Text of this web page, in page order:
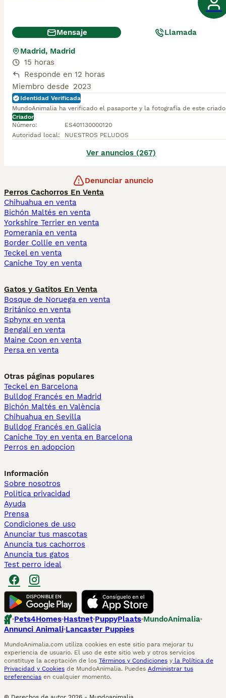
Mensaje Llamada
Madrid, Madrid
15 horas
Responde en 12 horas
Miembro desde 2023
Identidad Verificada
MundoAnimalia ha verificado el pasaporte y la fotografía de este
Criador
Número:
ES401130000120
Autoridad local: NUESTROS PELUDOS
Ver anuncios (267)
Denunciar anuncio
Perros Cachorros En Venta
Chihuahua en venta
Bichón Maltés en venta
Yorkshire Terrier en venta
Pomerania en venta
Border Collie en venta
Teckel en venta
Caniche Toy en venta
Gatos y Gatitos En Venta
Bosque de Noruega en venta
Británico en venta
Sphynx en venta
Bengalí en venta
Maine Coon en venta
Persa en venta
Otras páginas populares
Teckel en Barcelona
Bulldog Francés en Madrid
Bichón Maltés en València
Chihuahua en Sevilla
Bulldog Francés en Galicia
Caniche Toy en venta en Barcelona
Perros en adopcion
Información
Sobre nosotros
Politica privacidad
Ayuda
Prensa
Condiciones de uso
Anunciar tus mascotas
Anuncia tus cachorros
Anuncia tus gatos
Test perro ideal
Pets4Homes Hastnet PuppyPlaats MundoAnimalia
Annunci Animali Lancaster Puppies
MundoAnimalia.com utiliza cookies en este sitio para mejorar tu
experiencia de usuario. El uso de este sitio web y otros servicios
constituye la aceptación de los Términos y Condiciones y la Política de
Privacidad y Cookies de MundoAnimalia. Puedes Administrar tus
preferencias en cualquier momento.